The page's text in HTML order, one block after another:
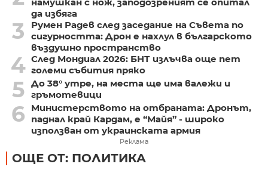
да избяга
3
Румен Радев след заседание на Съвета по
сигурността: Дрон е нахлул в българското
въздушно пространство
4 След Мондиал 2026: БНТ излъчва още пет
големи събития пряко
5 До 38° утре, на места ще има валежи и
гръмотевици
6
Министерството на отбраната: Дронът,
паднал край Кардам, е “Майя” - широко
използван от украинската армия
Реклама
ОЩЕ ОТ: ПОЛИТИКА